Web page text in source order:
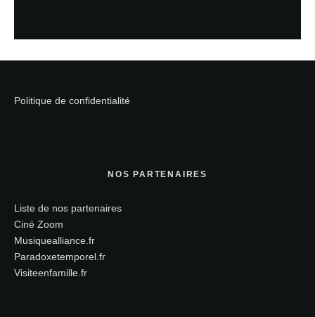
Politique de confidentialité
NOS PARTENAIRES
Liste de nos partenaires
Ciné Zoom
Musiquealliance.fr
Paradoxetemporel.fr
Visiteenfamille.fr